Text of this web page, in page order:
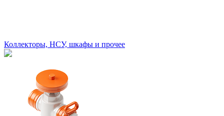
Коллекторы, НСУ, шкафы и прочее